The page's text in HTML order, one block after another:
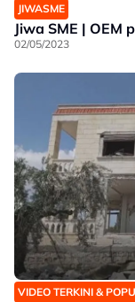
JIWASME
Jiwa SME | OEM
02/05/2023
VIDEO TERKINI &